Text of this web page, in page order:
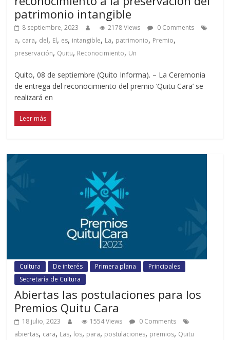
patrimonio intangible
8 septiembre, 2023 2178 Views
0 Comments
a, cara, del, El, es, intangible, La, patrimonio, Premio,
preservación, Quitu, Reconocimiento, Un
Quito, 08 de septiembre (Quito Informa). – La Ceremonia
de entrega del reconocimiento del premio ‘Quitu Cara’ se
realizará en
Leer más
Cultura De interés Primera plana
Principales
Secretaría de Cultura
Abiertas las postulaciones para los
Premios Quitu Cara
18 julio, 2023 1554 Views
0 Comments
abiertas, cara, Las, los, para, postulaciones, premios, Quitu